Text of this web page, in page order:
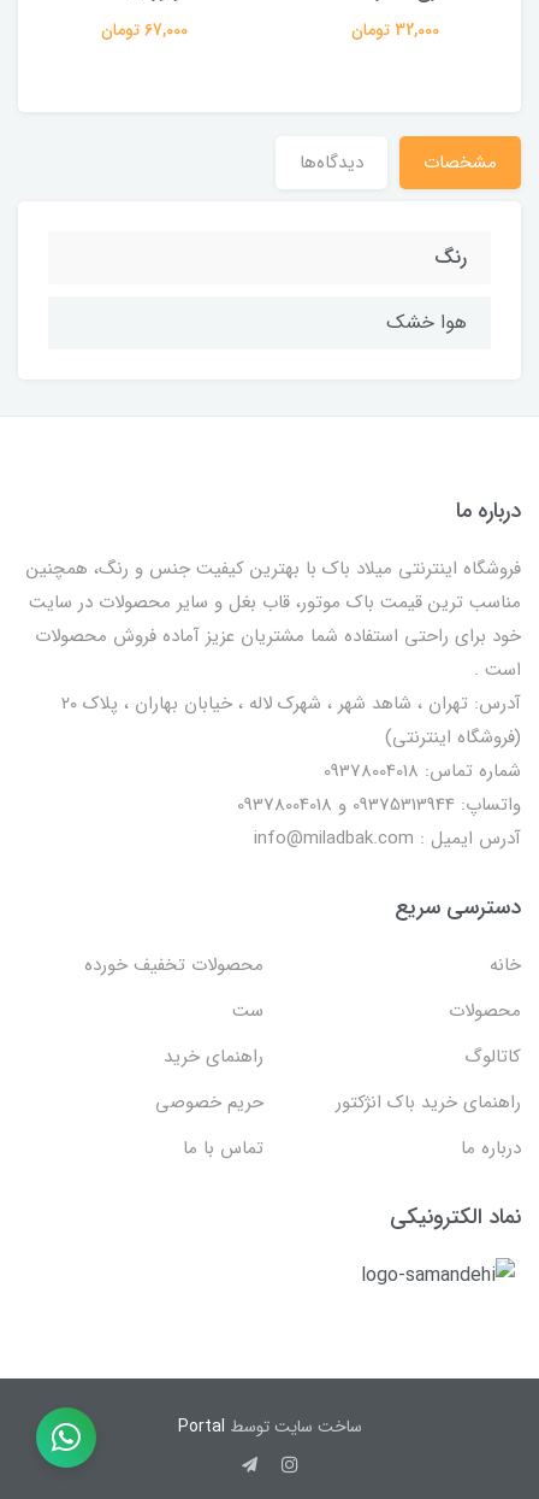
32,000 تومان 67,000 تومان
مشخصات دیدگاه‌ها
رنگ
هوا خشک
درباره ما
فروشگاه اینترنتی میلاد باک با بهترین کیفیت جنس و رنگ، همچنین
مناسب ترین قیمت باک موتور، قاب بغل و سایر محصولات در سایت
خود برای راحتی استفاده شما مشتریان عزیز آماده فروش محصولات
است .
آدرس: تهران ، شاهد شهر ، شهرک لاله ، خیابان بهاران ، پلاک ۲۰
(فروشگاه اینترنتی)
شماره تماس: 09378004018
واتساپ: 09375313944 و 09378004018
آدرس ایمیل : info@miladbak.com
دسترسی سریع
خانه
محصولات تخفیف خورده
محصولات
ست
کاتالوگ
راهنمای خرید
راهنمای خرید باک انژکتور
حریم خصوصی
درباره ما
تماس با ما
نماد الکترونیکی
ساخت سایت توسط Portal